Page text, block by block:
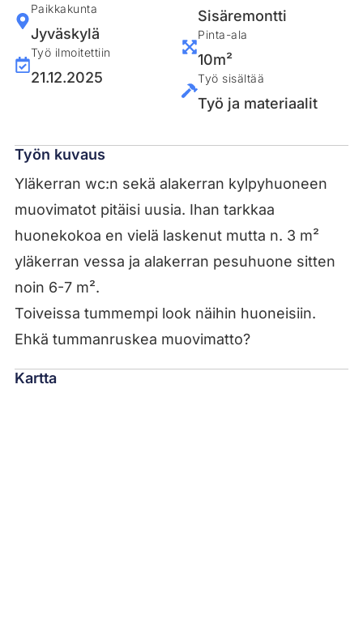
Paikkakunta
Jyväskylä
Työ ilmoitettiin
21.12.2025
Sisäremontti
Pinta-ala
10m²
Työ sisältää
Työ ja materiaalit
Työn kuvaus
Yläkerran wc:n sekä alakerran kylpyhuoneen
muovimatot pitäisi uusia. Ihan tarkkaa
huonekokoa en vielä laskenut mutta n. 3 m²
yläkerran vessa ja alakerran pesuhuone sitten
noin 6-7 m².
Toiveissa tummempi look näihin huoneisiin.
Ehkä tummanruskea muovimatto?
Kartta